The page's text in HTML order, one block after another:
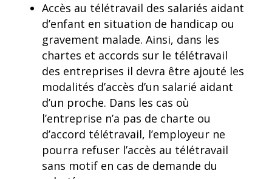
Accès au télétravail des salariés aidant
d’enfant en situation de handicap ou
gravement malade. Ainsi, dans les
chartes et accords sur le télétravail
des entreprises il devra être ajouté les
modalités d’accès d’un salarié aidant
d’un proche. Dans les cas où
l’entreprise n’a pas de charte ou
d’accord télétravail, l’employeur ne
pourra refuser l’accès au télétravail
sans motif en cas de demande du